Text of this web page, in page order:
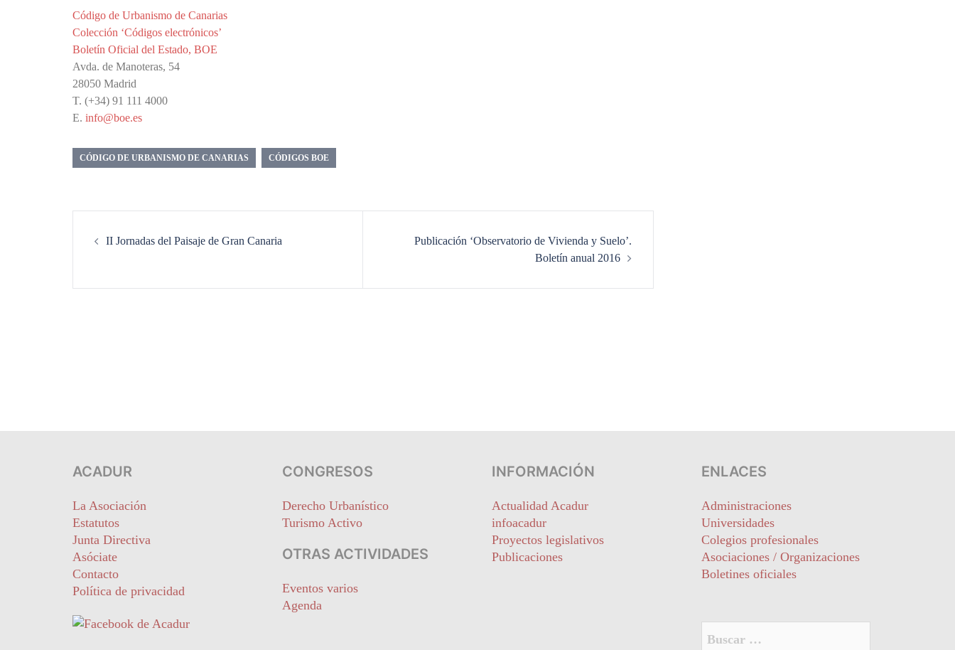
Código de Urbanismo de Canarias
Colección ‘Códigos electrónicos’
Boletín Oficial del Estado, BOE
Avda. de Manoteras, 54
28050 Madrid
T. (+34) 91 111 4000
E. info@boe.es
CÓDIGO DE URBANISMO DE CANARIAS CÓDIGOS BOE
II Jornadas del Paisaje de Gran Canaria
Publicación ‘Observatorio de Vivienda y Suelo’.
Boletín anual 2016
ACADUR
La Asociación
Estatutos
Junta Directiva
Asóciate
Contacto
Política de privacidad
CONGRESOS
Derecho Urbanístico
Turismo Activo
OTRAS ACTIVIDADES
Eventos varios
Agenda
INFORMACIÓN
Actualidad Acadur
infoacadur
Proyectos legislativos
Publicaciones
ENLACES
Administraciones
Universidades
Colegios profesionales
Asociaciones / Organizaciones
Boletines oficiales